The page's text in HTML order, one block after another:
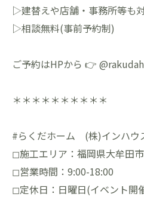
▷建替えや店舗・事務所等も
▷相談無料(事前予約制)
ご予約はHPから 👉
＊＊＊＊＊＊＊＊＊＊
#らくだホーム (株)インハウ
◻︎施工エリア：福岡県大牟田
◻︎営業時間：9:00-18:00
◻︎定休日：日曜日(イベント開